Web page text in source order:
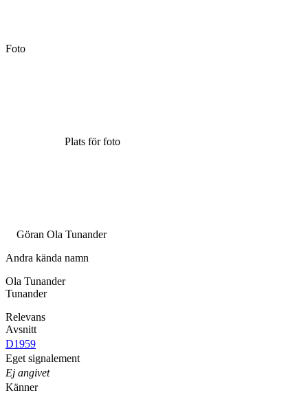
Foto
Plats för foto
Göran Ola Tunander
Andra kända namn
Ola Tunander
Tunander
Relevans
Avsnitt
D1959
Eget signalement
Ej angivet
Känner